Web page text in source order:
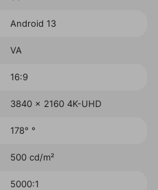
Android 13
VA
16:9
3840 x 2160 4K-UHD
178° °
500 cd/m²
5000:1